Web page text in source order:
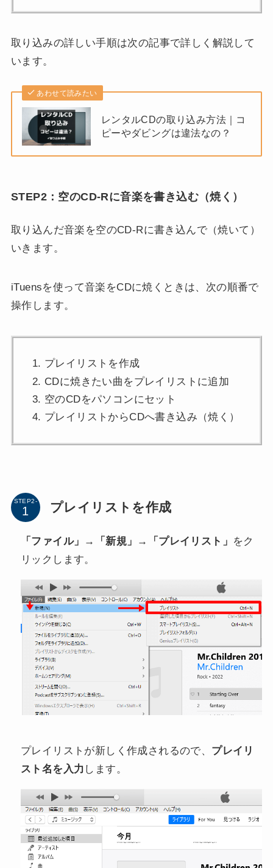
取り込みの詳しい手順は次の記事で詳しく解説して
います。
あわせて読みたい
レンタルCDの取り込み方法｜コ
ピーやダビングは違法なの？
STEP2：空のCD-Rに音楽を書き込む（焼く）
取り込んだ音楽を空のCD-Rに書き込んで（焼いて）
いきます。
iTuensを使って音楽をCDに焼くときは、次の順番で
操作します。
プレイリストを作成
CDに焼きたい曲をプレイリストに追加
空のCDをパソコンにセット
プレイリストからCDへ書き込み（焼く）
STEP2- プレイリストを作成
「ファイル」→「新規」→「プレイリスト」 をク
リックします。
プレイリストが新しく作成されるので、 プレイリ
スト名を入力 します。